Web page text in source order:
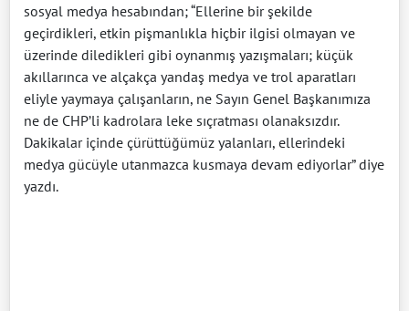
sosyal medya hesabından; “Ellerine bir şekilde
geçirdikleri, etkin pişmanlıkla hiçbir ilgisi olmayan ve
üzerinde diledikleri gibi oynanmış yazışmaları; küçük
akıllarınca ve alçakça yandaş medya ve trol aparatları
eliyle yaymaya çalışanların, ne Sayın Genel Başkanımıza
ne de CHP’li kadrolara leke sıçratması olanaksızdır.
Dakikalar içinde çürüttüğümüz yalanları, ellerindeki
medya gücüyle utanmazca kusmaya devam ediyorlar” diye
yazdı.